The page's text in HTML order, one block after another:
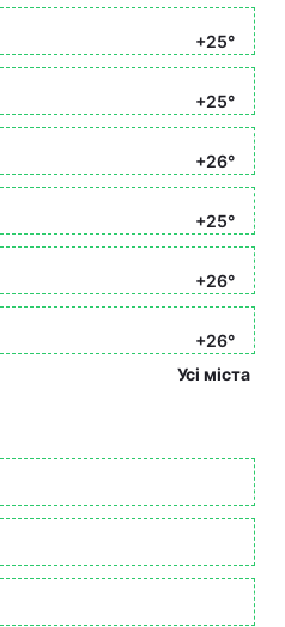
+25°
+25°
+26°
+25°
+26°
+26°
Усі міста